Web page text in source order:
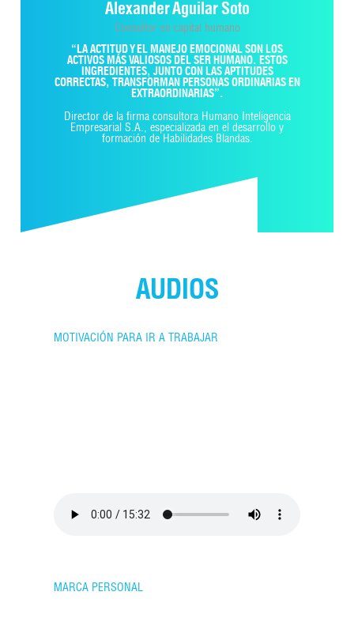
Alexander Aguilar Soto
Consultor en capital humano
“LA ACTITUD Y EL MANEJO EMOCIONAL SON LOS
ACTIVOS MÁS VALIOSOS DEL SER HUMANO. ESTOS
INGREDIENTES, JUNTO CON LAS APTITUDES
CORRECTAS, TRANSFORMAN PERSONAS ORDINARIAS EN
EXTRAORDINARIAS”.
Director de la firma consultora Humano Inteligencia
Empresarial S.A., especializada en el desarrollo y
formación de Habilidades Blandas.
AUDIOS
MOTIVACIÓN PARA IR A TRABAJAR
MARCA PERSONAL